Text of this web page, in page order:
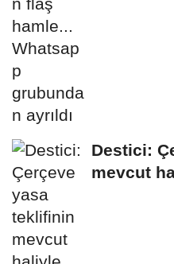
Destici:
mevcut